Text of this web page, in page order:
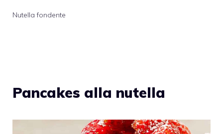
Nutella fondente
Pancakes alla nutella